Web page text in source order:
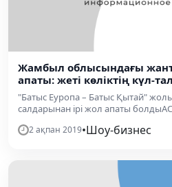
Жамбыл облысындағы
апаты: жеті көліктің күл-
"Батыс Еуропа – Батыс Қытай"
салдарынан ірі жол апаты
2 ақпан 2019•Шоу-бизнес